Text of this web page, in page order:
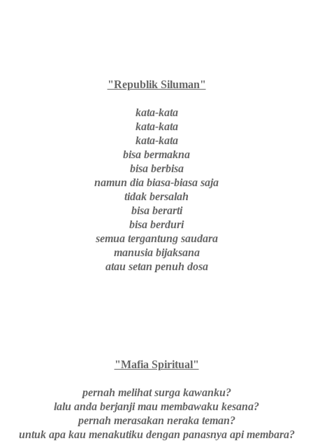
"Republik Siluman"
kata-kata
kata-kata
kata-kata
bisa bermakna
bisa berbisa
namun dia biasa-biasa saja
tidak bersalah
bisa berarti
bisa berduri
semua tergantung saudara
manusia bijaksana
atau setan penuh dosa
"Mafia Spiritual"
pernah melihat surga kawanku?
lalu anda berjanji mau membawaku kesana?
pernah merasakan neraka teman?
untuk apa kau menakutiku dengan panasnya api membara?